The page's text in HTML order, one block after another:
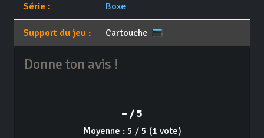
Série : Boxe
Support du jeu : Cartouche
Donne ton avis !
– / 5
Moyenne : 5 / 5 (1 vote)